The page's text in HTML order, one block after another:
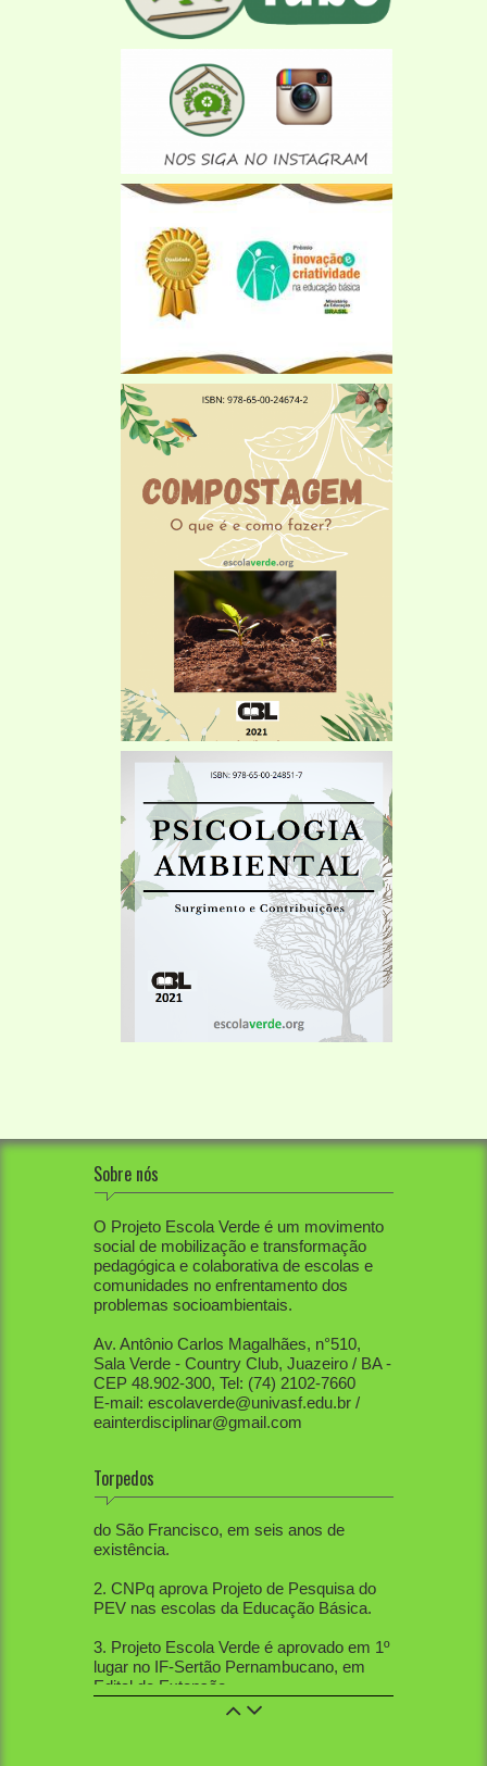
Sobre nós
O Projeto Escola Verde é um movimento
social de mobilização e transformação
pedagógica e colaborativa de escolas e
comunidades no enfrentamento dos
problemas socioambientais.
Av. Antônio Carlos Magalhães, n°510,
Sala Verde - Country Club, Juazeiro / BA -
CEP 48.902-300, Tel: (74) 2102-7660
E-mail: escolaverde@univasf.edu.br /
eainterdisciplinar@gmail.com
Torpedos
1. PEV já mobilizou diretamente mais de
80 mil pessoas, apenas na região do Vale
existência.
PEV nas escolas da Educação Básica.
lugar no IF-Sertão Pernambucano, em
Edital de Extensão.
4. PEV aprovou 12 trabalhos na Mostra